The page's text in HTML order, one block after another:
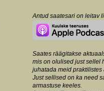
Antud saatesari on leitav
Saates räägitakse
mis on olulised just sellel
juhatada meid praktilistes
Just sellised on ka need
armastuse keeles.